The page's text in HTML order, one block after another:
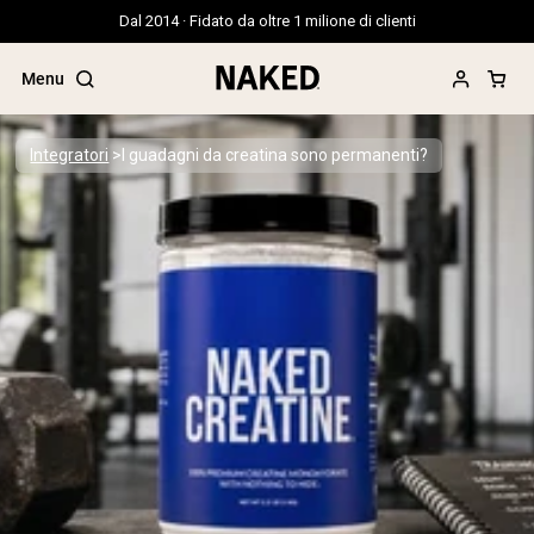
Dal 2014 · Fidato da oltre 1 milione di clienti
Menu
Termini di ricerca popolari
”Protein Powder“
”Overnight Oats“
”Vegan protein“
”Collagen“
”Micellar Casein“
PROTEIN POWDERSBest Seller
Proteina di piselli
Proteine del Siero di Latte da
Allevamento al Pascolo
Integratori I guadagni da creatina sono permanenti?